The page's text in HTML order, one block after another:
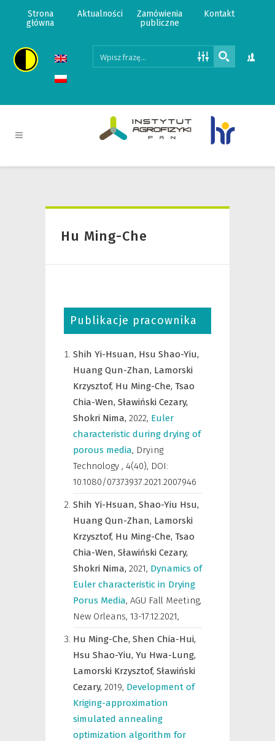
Strona
główna
Aktualności
Zamówienia
publiczne
Kontakt
Hu Ming-Che
Publikacje pracownika
Shih Yi-Hsuan, Hsu Shao-Yiu,
Huang Qun-Zhan, Lamorski
Krzysztof, Hu Ming-Che, Tsao
Chia-Wen, Sławiński Cezary,
Shokri Nima, 2022, Euler
characteristic during drying of
porous media, Drying
Technology , 4(40), DOI:
10.1080/07373937.2021.2007946
Shih Yi-Hsuan, Shao-Yiu Hsu,
Huang Qun-Zhan, Lamorski
Krzysztof, Hu Ming-Che, Tsao
Chia-Wen, Sławiński Cezary,
Shokri Nima, 2021, Dynamics of
Euler characteristic in Drying
Porus Media, AGU Fall Meeting,
New Orleans, 13-17.12.2021,
Hu Ming-Che, Shen Chia-Hui,
Hsu Shao-Yiu, Yu Hwa-Lung,
Lamorski Krzysztof, Sławiński
Cezary, 2019, Development of
Kriging-approximation
simulated annealing
optimization algorithm for